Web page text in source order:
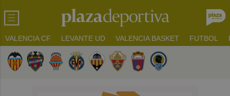
VALENCIA CF LEVANTE UD VALENCIA BASKET FUTBOL